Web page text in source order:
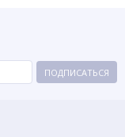
ПОДПИСАТЬСЯ